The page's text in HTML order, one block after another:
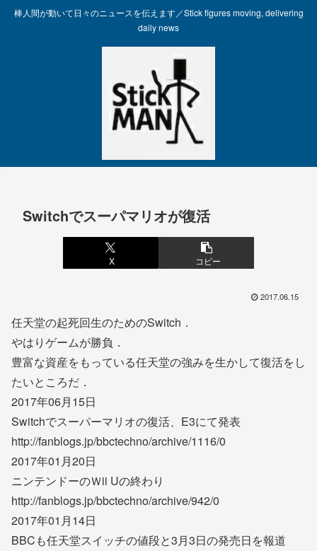
棒人間が動いて日々のニュースを伝えます／Stick figures moving, delivering
daily news
Switchでスーパマリオが復活
X コピー
2017.06.15
任天堂の起死回生のためのSwitch．
やはりゲームが勝負．
豊富な資産をもっている任天堂の強みを生かして復活をし
たいところだ．
2017年06月15日
Switchでスーパーマリオの復活、E3にて発表
http://fanblogs.jp/bbctechno/archive/1116/0
2017年01月20日
ニンテンドーのＷii Uの終わり
http://fanblogs.jp/bbctechno/archive/942/0
2017年01月14日
BBCも任天堂スイッチの値段と3月3日の発売日を報道